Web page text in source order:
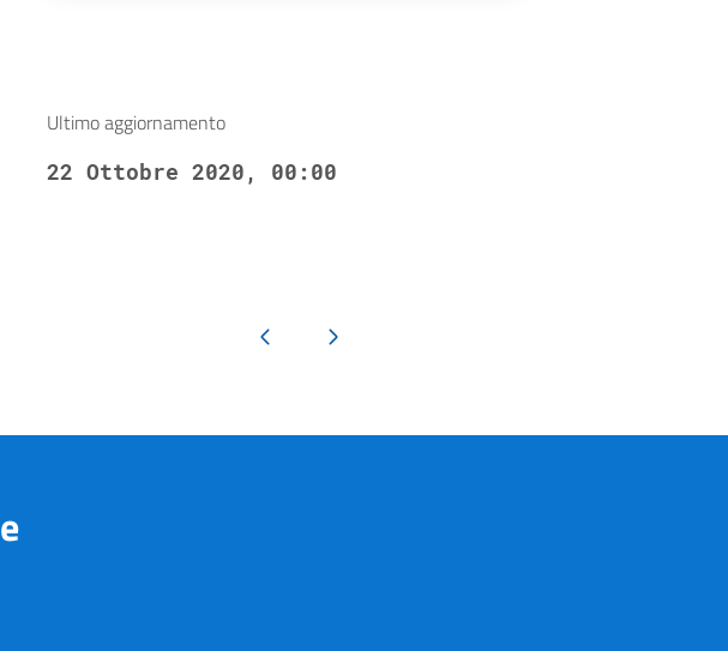
Ultimo aggiornamento
22 Ottobre 2020, 00:00
Pagina precedentePagina successiva